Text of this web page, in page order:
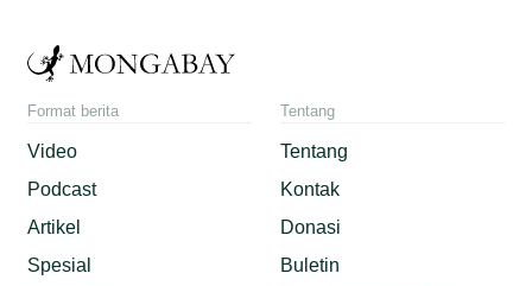
Format berita
Video
Podcast
Artikel
Spesial
Tentang
Tentang
Kontak
Donasi
Buletin